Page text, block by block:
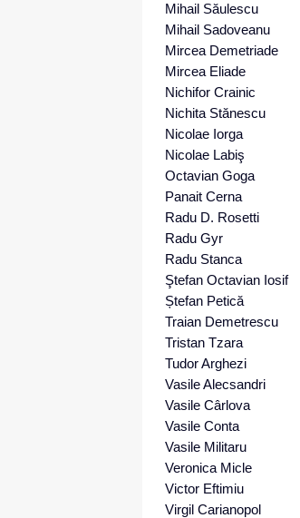
Mihail Săulescu
Mihail Sadoveanu
Mircea Demetriade
Mircea Eliade
Nichifor Crainic
Nichita Stănescu
Nicolae Iorga
Nicolae Labiş
Octavian Goga
Panait Cerna
Radu D. Rosetti
Radu Gyr
Radu Stanca
Ştefan Octavian Iosif
Ștefan Petică
Traian Demetrescu
Tristan Tzara
Tudor Arghezi
Vasile Alecsandri
Vasile Cârlova
Vasile Conta
Vasile Militaru
Veronica Micle
Victor Eftimiu
Virgil Carianopol